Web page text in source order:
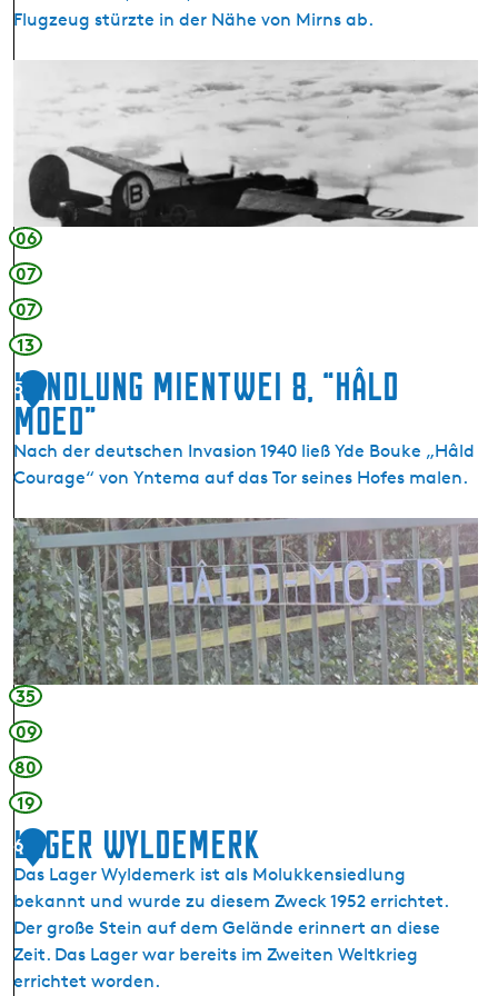
n
t
e
d
e
n
s
t
e
m
p
e
(
E
i
n
s
c
h
l
a
g
s
o
r
t
)
Flugzeug stürzte in der Nähe von Mirns ab.
t
a
f
e
l
u
d
e
F
r
i
e
d
h
o
f
v
o
n
M
i
r
n
s
a
n
06
07
07
13
5
Handlung Mientwei 8, “Hâld
Moed”
Nach der deutschen Invasion 1940 ließ Yde Bouke „Hâld
Courage“ von Yntema auf das Tor seines Hofes malen.
H
a
n
d
l
u
n
g
M
i
e
t
w
e
i
8
,
35
09
80
19
6
Lager Wyldemerk
Das Lager Wyldemerk ist als Molukkensiedlung
bekannt und wurde zu diesem Zweck 1952 errichtet.
Der große Stein auf dem Gelände erinnert an diese
Zeit. Das Lager war bereits im Zweiten Weltkrieg
errichtet worden.